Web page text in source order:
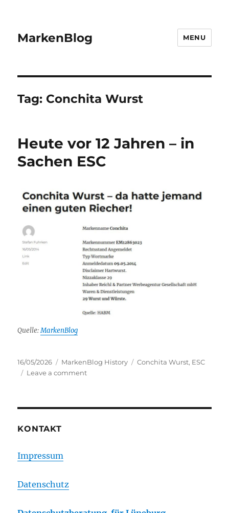
MarkenBlog MENU
Tag: Conchita Wurst
Heute vor 12 Jahren – in
Sachen ESC
Quelle:MarkenBlog
Posted
on
16/05/2026 Categories
MarkenBlog History Tags
Conchita Wurst, ESC
Leave a commenton
KONTAKT
Impressum
Datenschutz